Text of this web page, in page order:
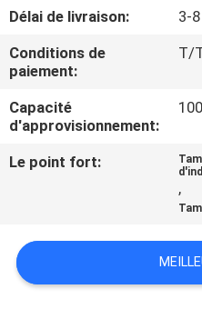
CONTACTEZ-
NOUS
DEMANDEZ
UNE
CITATION
DU
SITE
Délai de livraison:
3-
Conditions de
paiement:
T/
Capacité
d'approvisionnement:
Le point fort:
,